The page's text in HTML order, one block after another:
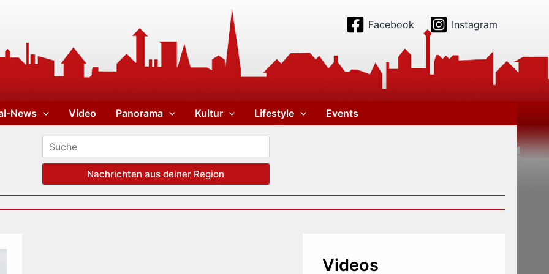
Facebook Instagram
News Video Panorama Kultur Lifestyle Events
Nachrichten aus deiner Region
Videos